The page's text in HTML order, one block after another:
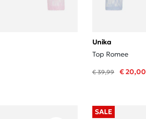
Unika
Top Romee
€ 39,99 € 20,00
SALE